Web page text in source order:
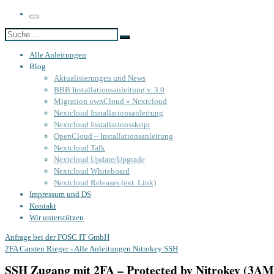
Menü
Suche
Suche
Alle Anleitungen
Blog
Aktualisierungen und News
BBB Installationsanleitung v. 3.0
Migration ownCloud » Nextcloud
Nextcloud Installationsanleitung
Nextcloud Installationsskript
OpenCloud – Installationsanleitung
Nextcloud Talk
Nextcloud Update/Upgrade
Nextcloud Whiteboard
Nextcloud Releases (ext. Link)
Impressum und DS
Kontakt
Wir unterstützen
Anfrage bei der FOSC IT GmbH
2FA Carsten Rieger - Alle Anleitungen Nitrokey SSH
SSH Zugang mit 2FA – Protected by Nitrokey